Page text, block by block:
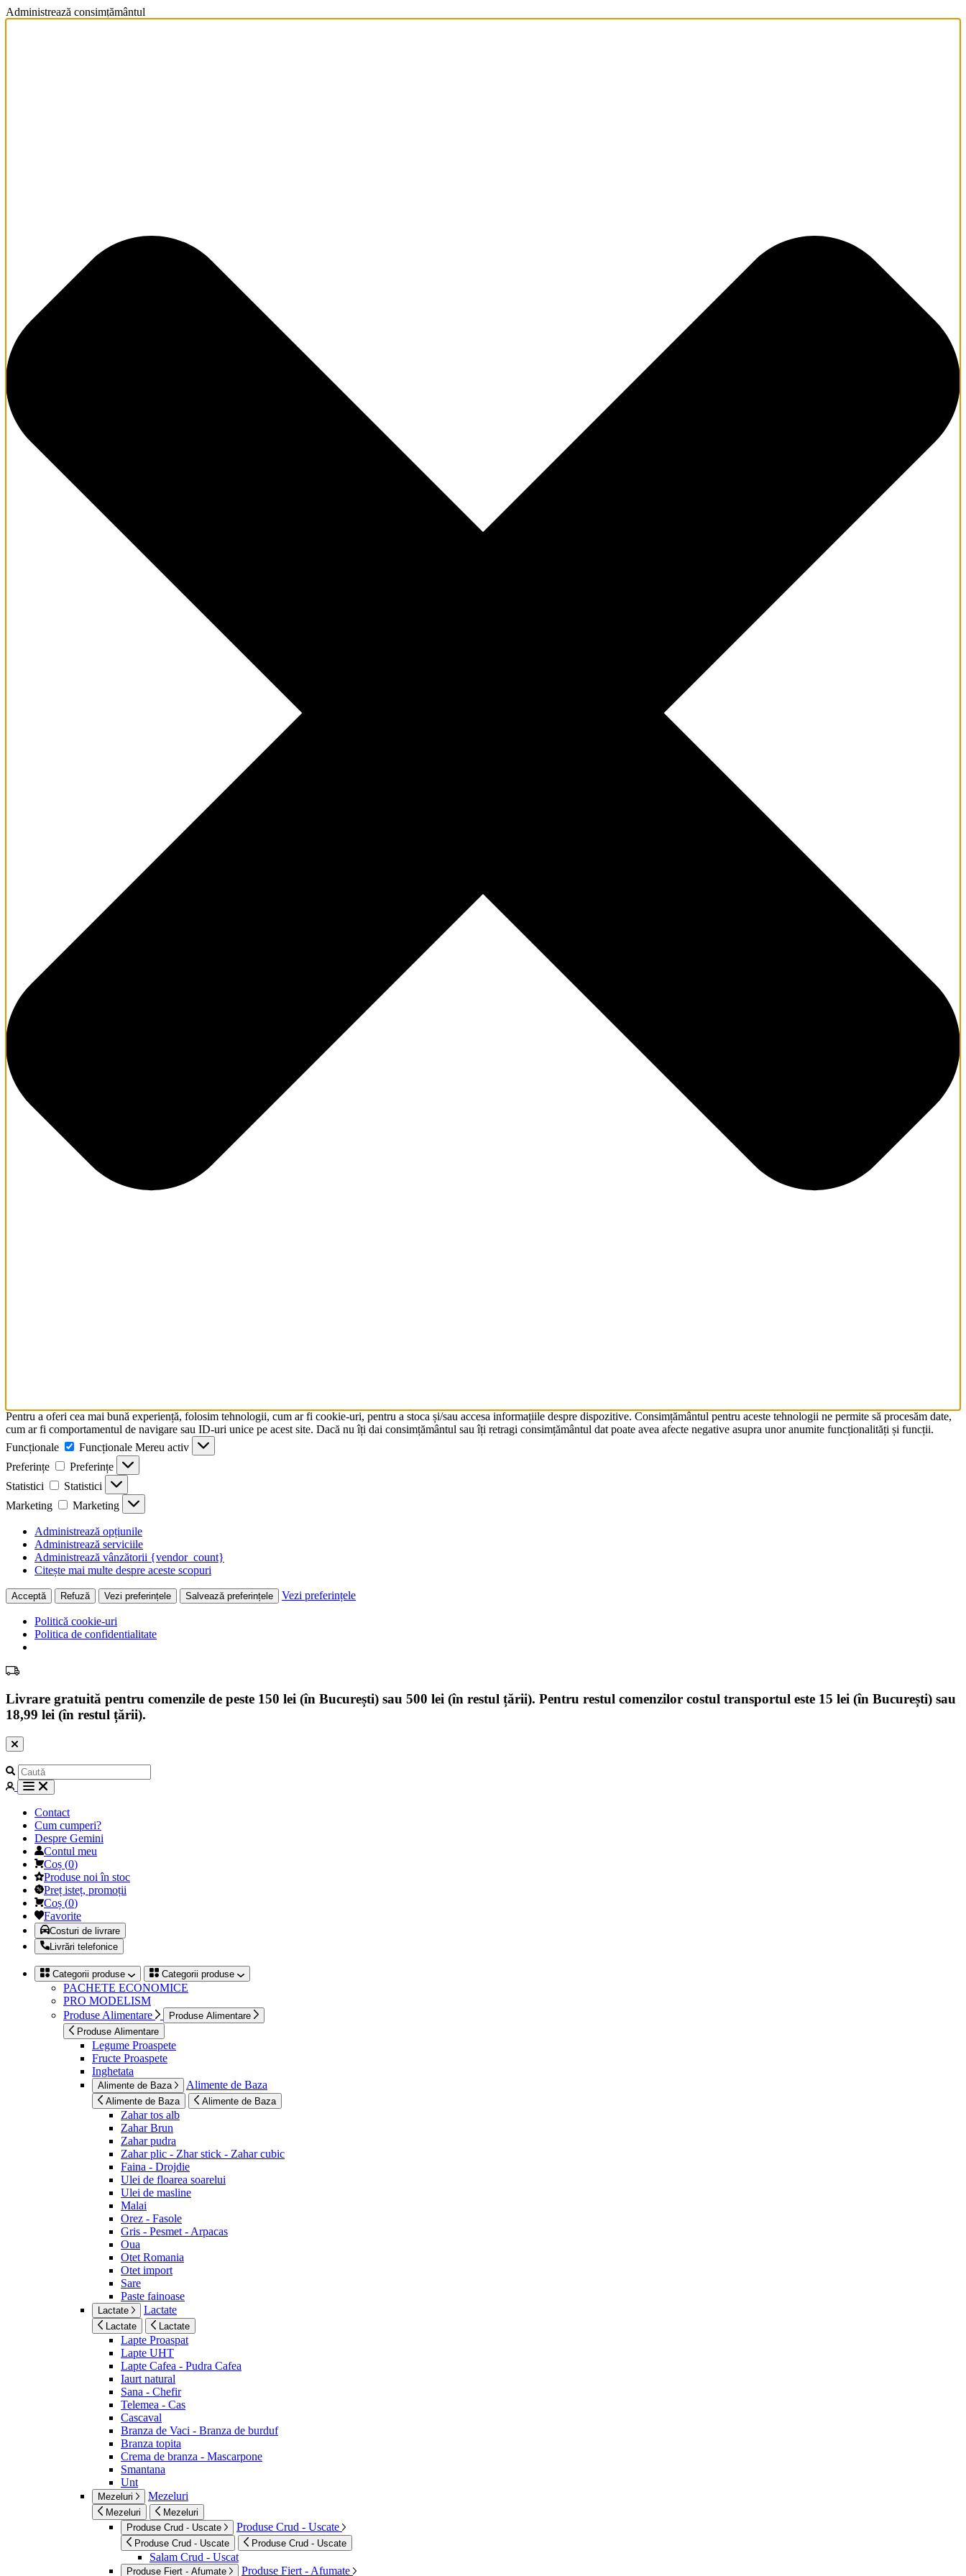
Administrează consimțământul
Pentru a oferi cea mai bună experiență, folosim tehnologii, cum ar fi cookie-uri, pentru a stoca și/sau accesa informațiile despre dispozitive. Consimțământul pentru aceste tehnologii ne permite să procesăm date,
cum ar fi comportamentul de navigare sau ID-uri unice pe acest site. Dacă nu îți dai consimțământul sau îți retragi consimțământul dat poate avea afecte negative asupra unor anumite funcționalități și funcții.
Funcționale
Funcționale Mereu activ
Preferințe
Preferințe
Statistici
Statistici
Marketing
Marketing
Administrează opțiunile
Administrează serviciile
Administrează vânzătorii {vendor_count}
Citește mai multe despre aceste scopuri
Acceptă Refuză Vezi preferințele Salvează preferințele Vezi preferințele
Politică cookie-uri
Politica de confidentialitate
Livrare gratuită pentru comenzile de peste 150 lei (în București) sau 500 lei (în restul țării). Pentru restul comenzilor costul transportul este 15 lei (în București) sau
18,99 lei (în restul țării).
Contact
Cum cumperi?
Despre Gemini
Contul meu
Coș (0)
Produse noi în stoc
Preț isteț, promoții
Coș (0)
Favorite
Costuri de livrare
Livrări telefonice
Categorii produse Categorii produse
PACHETE ECONOMICE
PRO MODELISM
Produse Alimentare
Produse Alimentare
Produse Alimentare
Legume Proaspete
Fructe Proaspete
Inghetata
Alimente de Baza Alimente de Baza
Alimente de Baza Alimente de Baza
Zahar tos alb
Zahar Brun
Zahar pudra
Zahar plic - Zhar stick - Zahar cubic
Faina - Drojdie
Ulei de floarea soarelui
Ulei de masline
Malai
Orez - Fasole
Gris - Pesmet - Arpacas
Oua
Otet Romania
Otet import
Sare
Paste fainoase
Lactate Lactate
Lactate Lactate
Lapte Proaspat
Lapte UHT
Lapte Cafea - Pudra Cafea
Iaurt natural
Sana - Chefir
Telemea - Cas
Cascaval
Branza de Vaci - Branza de burduf
Branza topita
Crema de branza - Mascarpone
Smantana
Unt
Mezeluri Mezeluri
Mezeluri
Mezeluri
Produse Crud - Uscate
Produse Crud - Uscate
Produse Crud - Uscate Produse Crud - Uscate
Salam Crud - Uscat
Produse Fiert - Afumate Produse Fiert - Afumate